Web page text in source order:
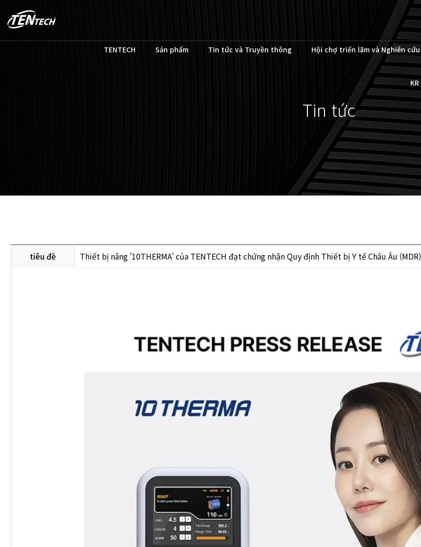
TENTECH Sản phẩm Tin tức và Truyền thông Hội chợ triển lãm và Nghiên cứu
KR
Tin tức
tiêu đề Thiết bị nâng '10THERMA' của TENTECH đạt chứng nhận Quy định Thiết bị Y tế Châu Âu (MDR)